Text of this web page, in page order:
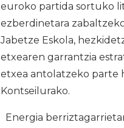
euroko partida sortuko
ezberdinetara
Jabetze Eskola,
etxearen garrantzia
etxea antolatzeko parte
Kontseilurako.
Energia